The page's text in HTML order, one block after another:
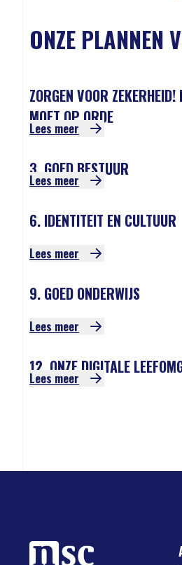
ONZE PLANNEN
ZORGEN VOOR
MOET OP ORDE
Lees meer
3. GOED BESTUUR
Lees meer
6. IDENTITEIT EN CULTUUR
Lees meer
9. GOED ONDERWIJS
Lees meer
12. ONZE DIGITALE
Lees meer